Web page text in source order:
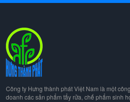
Công ty Hưng thành phát Việt Nam là một
doanh các sản phẩm tẩy rửa, chế phẩm sinh